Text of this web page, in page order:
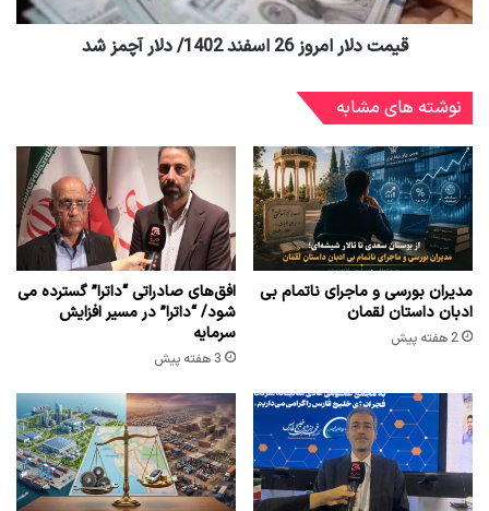
قیمت دلار امروز 26 اسفند 1402/ دلار آچمز شد
نوشته های مشابه
مدیران بورسی و ماجرای ناتمام بی
ادبان داستان لقمان
2 هفته پیش
افق‌های صادراتی “داترا” گسترده می
شود/ “داترا” در مسیر افزایش
سرمایه
3 هفته پیش